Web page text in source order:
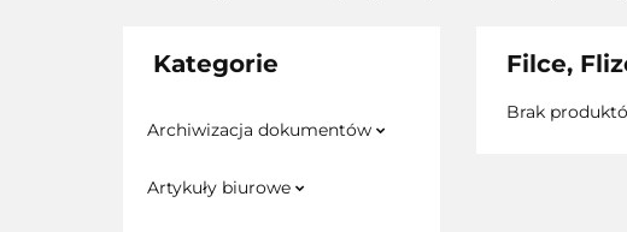
Kategorie
Archiwizacja dokumentów
Artykuły biurowe
Filce,
Brak